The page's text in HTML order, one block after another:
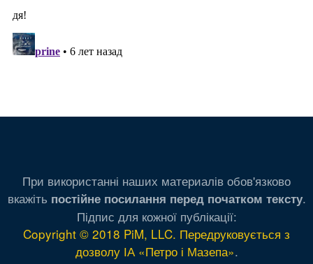
При використанні наших материалів обов'язково
вкажіть постійне посилання перед початком тексту.
Підпис для кожної публікації:
Copyright © 2018 PiM, LLC. Передруковується з
дозволу ІА «Петро і Мазепа».